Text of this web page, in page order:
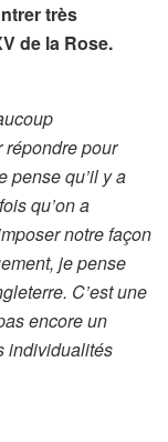
très
de la Rose.
répondre pour
pense qu’il y a
qu’on a
notre façon
je pense
C’est une
encore un
individualités